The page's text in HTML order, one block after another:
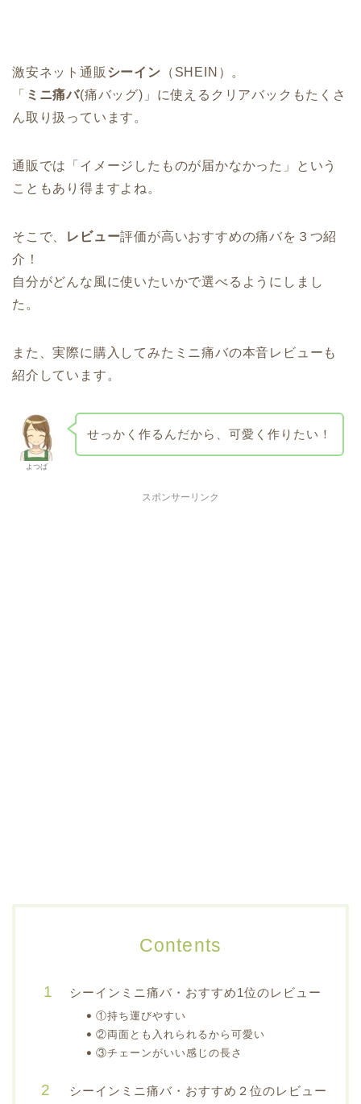
激安ネット通販 シーイン （SHEIN）。
「 ミニ痛バ(痛バッグ)」に使えるクリアバックもたくさ
ん取り扱っています。
通販では「イメージしたものが届かなかった」という
こともあり得ますよね。
そこで、 レビュー評価が高いおすすめの痛バを３つ紹
介！
自分がどんな風に使いたいかで選べるようにしまし
た。
また、実際に購入してみたミニ痛バの本音レビューも
紹介しています。
よつば
せっかく作るんだから、可愛く作りたい！
スポンサーリンク
Contents
シーインミニ痛バ・おすすめ1位のレビュー
①持ち運びやすい
②両面とも入れられるから可愛い
③チェーンがいい感じの長さ
シーインミニ痛バ・おすすめ２位のレビュー